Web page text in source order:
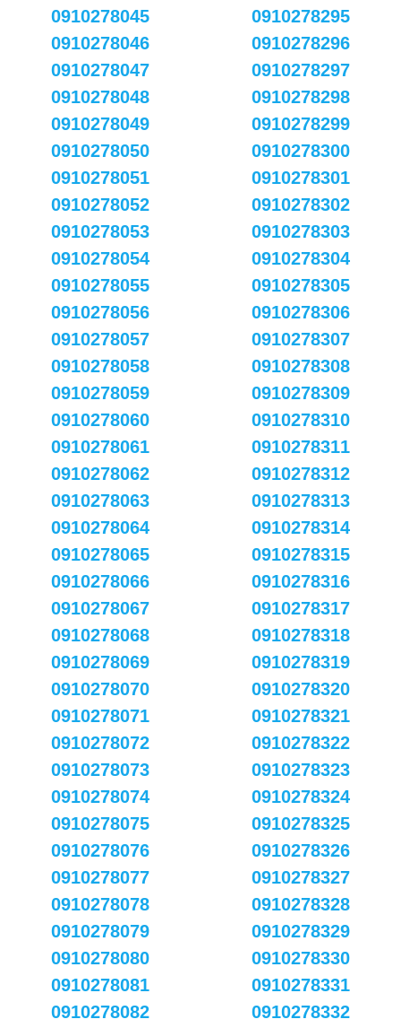
0910278045
0910278046
0910278047
0910278048
0910278049
0910278050
0910278051
0910278052
0910278053
0910278054
0910278055
0910278056
0910278057
0910278058
0910278059
0910278060
0910278061
0910278062
0910278063
0910278064
0910278065
0910278066
0910278067
0910278068
0910278069
0910278070
0910278071
0910278072
0910278073
0910278074
0910278075
0910278076
0910278077
0910278078
0910278079
0910278080
0910278081
0910278082
0910278295
0910278296
0910278297
0910278298
0910278299
0910278300
0910278301
0910278302
0910278303
0910278304
0910278305
0910278306
0910278307
0910278308
0910278309
0910278310
0910278311
0910278312
0910278313
0910278314
0910278315
0910278316
0910278317
0910278318
0910278319
0910278320
0910278321
0910278322
0910278323
0910278324
0910278325
0910278326
0910278327
0910278328
0910278329
0910278330
0910278331
0910278332